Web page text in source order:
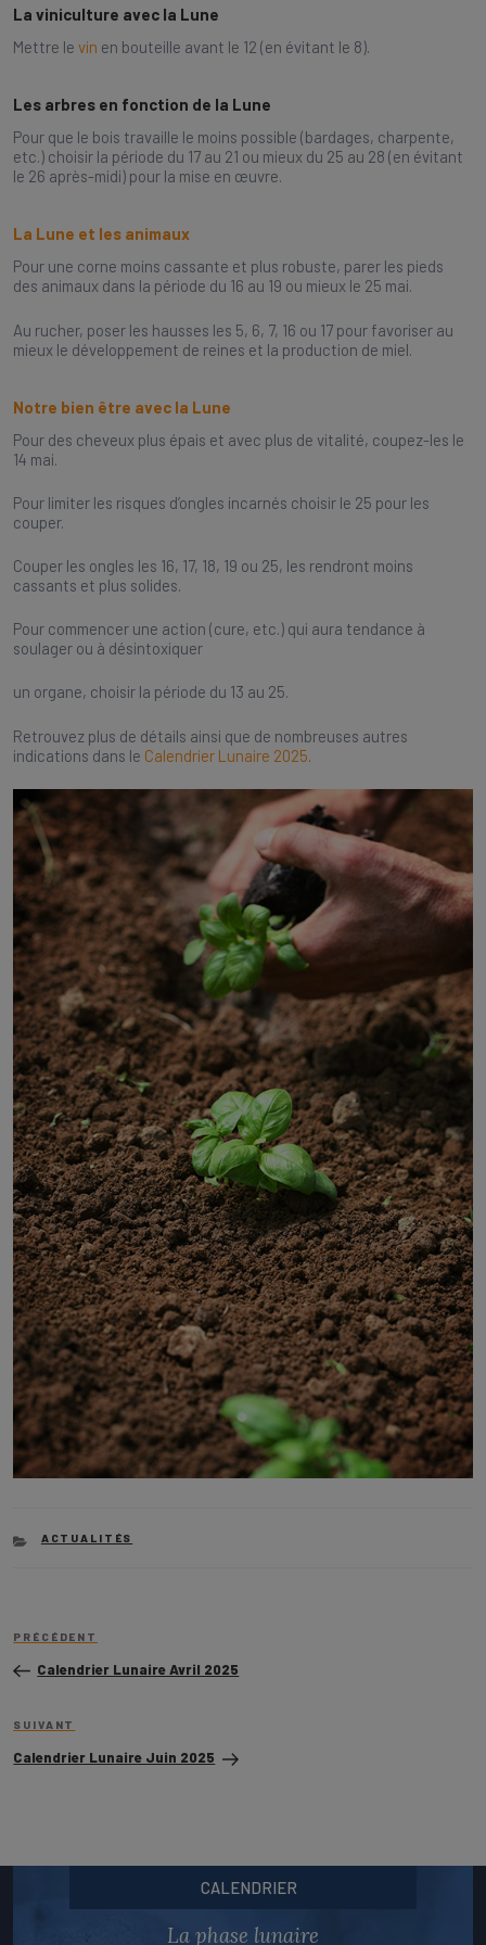
La viniculture avec la Lune
Mettre levin en bouteille avant le 12 (en évitant le 8).
Les arbres en fonction de la Lune
Pour que le bois travaille le moins possible (bardages, charpente,
etc.) choisir la période du 17 au 21 ou mieux du 25 au 28 (en évitant
le 26 après-midi) pour la mise en œuvre.
La Lune et les animaux
Pour une corne moins cassante et plus robuste, parer les pieds
des animaux dans la période du 16 au 19 ou mieux le 25 mai.
Au rucher, poser les hausses les 5, 6, 7, 16 ou 17 pour favoriser au
mieux le développement de reines et la production de miel.
Notre bien être avec la Lune
Pour des cheveux plus épais et avec plus de vitalité, coupez-les le
14 mai.
Pour limiter les risques d’ongles incarnés choisir le 25 pour les
couper.
Couper les ongles les 16, 17, 18, 19 ou 25, les rendront moins
cassants et plus solides.
Pour commencer une action (cure, etc.) qui aura tendance à
soulager ou à désintoxiquer
un organe, choisir la période du 13 au 25.
Retrouvez plus de détails ainsi que de nombreuses autres
indications dans le Calendrier Lunaire 2025
CATEGORIES
ACTUALITÉS
de
l’article
Article
PRÉCÉDENT
Calendrier Lunaire Avril 2025
Article
SUIVANT
Calendrier Lunaire Juin 2025
CALENDRIER
La phase lunaire